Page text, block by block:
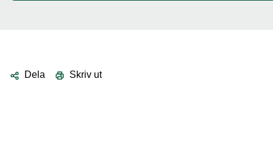
Dela Skriv ut